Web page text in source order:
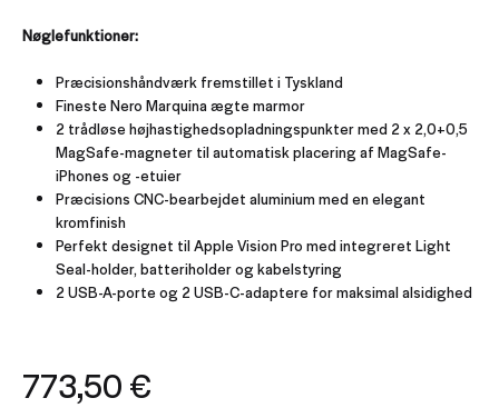
Nøglefunktioner:
Præcisionshåndværk fremstillet i Tyskland
Fineste Nero Marquina ægte marmor
2 trådløse højhastighedsopladningspunkter med 2 x 2,0+0,5
MagSafe-magneter til automatisk placering af MagSafe-
iPhones og -etuier
Præcisions CNC-bearbejdet aluminium med en elegant
kromfinish
Perfekt designet til Apple Vision Pro med integreret Light
Seal-holder, batteriholder og kabelstyring
2 USB-A-porte og 2 USB-C-adaptere for maksimal alsidighed
773,50 €